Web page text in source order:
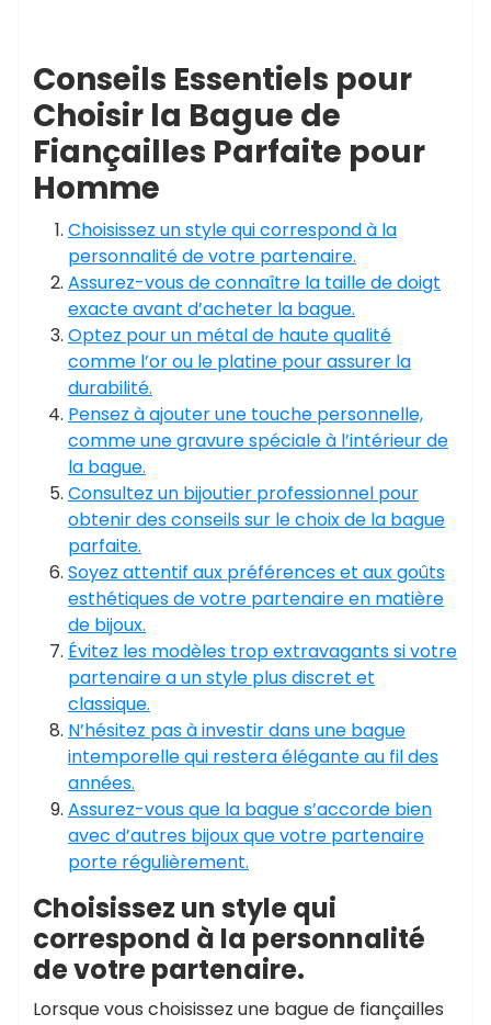
Conseils Essentiels pour
Choisir la Bague de
Fiançailles Parfaite pour
Homme
Choisissez un style qui correspond à la
personnalité de votre partenaire.
Assurez-vous de connaître la taille de doigt
exacte avant d’acheter la bague.
Optez pour un métal de haute qualité
comme l’or ou le platine pour assurer la
durabilité.
Pensez à ajouter une touche personnelle,
comme une gravure spéciale à l’intérieur de
la bague.
Consultez un bijoutier professionnel pour
obtenir des conseils sur le choix de la bague
parfaite.
Soyez attentif aux préférences et aux goûts
esthétiques de votre partenaire en matière
de bijoux.
Évitez les modèles trop extravagants si votre
partenaire a un style plus discret et
classique.
N’hésitez pas à investir dans une bague
intemporelle qui restera élégante au fil des
années.
Assurez-vous que la bague s’accorde bien
avec d’autres bijoux que votre partenaire
porte régulièrement.
Choisissez un style qui
correspond à la personnalité
de votre partenaire.
Lorsque vous choisissez une bague de fiançailles